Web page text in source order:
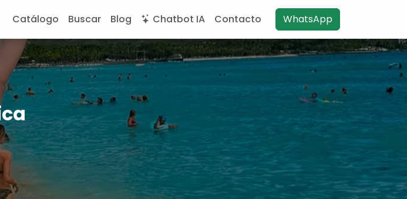
Catálogo Buscar Blog Chatbot IA Contacto WhatsApp